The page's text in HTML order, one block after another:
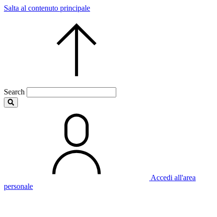
Salta al contenuto principale
Search
Accedi all'area
personale